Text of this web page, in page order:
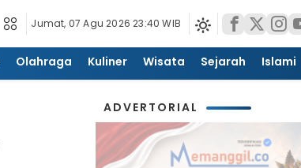
Jumat, 07 Agu 2026 23:40 WIB
Olahraga Kuliner Wisata Sejarah Islami
ADVERTORIAL